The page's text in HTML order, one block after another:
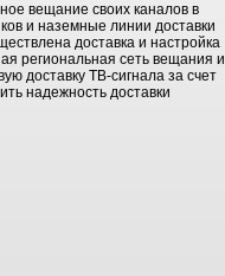
вещание своих каналов в
и наземные линии доставки
доставка и настройка
региональная сеть вещания и
доставку ТВ-сигнала за счет
надежность доставки